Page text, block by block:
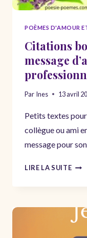
POÈMES D'AMOUR
Citations
message
Par Ines 13 avril
Petits textes
collègue ou ami
message pour
LIRE LA SUITE
ET